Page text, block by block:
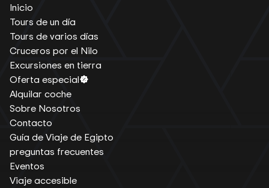
Inicio
Tours de un día
Tours de varios días
Cruceros por el Nilo
Excursiones en tierra
Oferta especial
Alquilar coche
Sobre Nosotros
Contacto
Guía de Viaje de Egipto
preguntas frecuentes
Eventos
Viaje accesible